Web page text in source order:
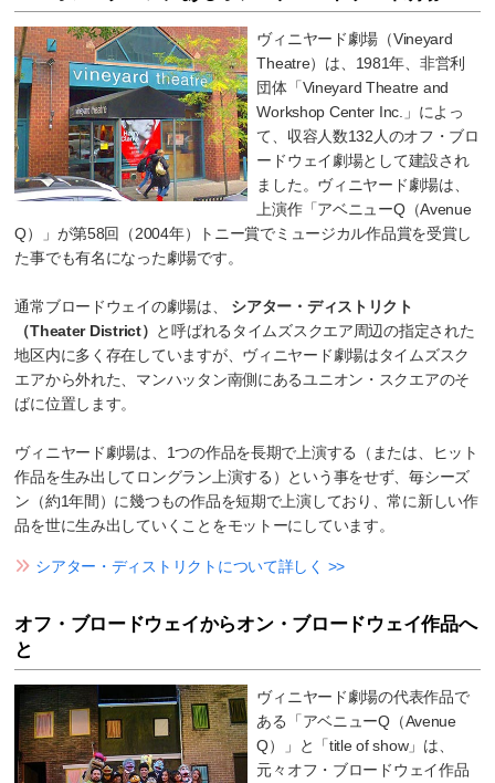
ヴィニヤード劇場（Vineyard
Theatre）は、1981年、非営利
団体「Vineyard Theatre and
Workshop Center Inc.」によっ
て、収容人数132人のオフ・ブロ
ードウェイ劇場として建設され
ました。ヴィニヤード劇場は、
上演作「アベニューQ（Avenue
Q）」が第58回（2004年）トニー賞でミュージカル作品賞を受賞し
た事でも有名になった劇場です。
通常ブロードウェイの劇場は、 シアター・ディストリクト
（Theater District） と呼ばれるタイムズスクエア周辺の指定された
地区内に多く存在していますが、ヴィニヤード劇場はタイムズスク
エアから外れた、マンハッタン南側にあるユニオン・スクエアのそ
ばに位置します。
ヴィニヤード劇場は、1つの作品を長期で上演する（または、ヒット
作品を生み出してロングラン上演する）という事をせず、毎シーズ
ン（約1年間）に幾つもの作品を短期で上演しており、常に新しい作
品を世に生み出していくことをモットーにしています。
シアター・ディストリクトについて詳しく >>
オフ・ブロードウェイからオン・ブロードウェイ作品へ
と
ヴィニヤード劇場の代表作品で
ある「アベニューQ（Avenue
Q）」と「title of show」は、
元々オフ・ブロードウェイ作品